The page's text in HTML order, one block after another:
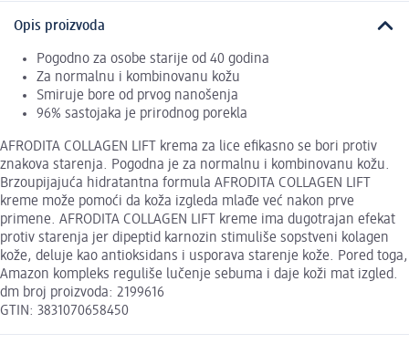
Opis proizvoda
Pogodno za osobe starije od 40 godina
Za normalnu i kombinovanu kožu
Smiruje bore od prvog nanošenja
96% sastojaka je prirodnog porekla
AFRODITA COLLAGEN LIFT krema za lice efikasno se bori protiv
znakova starenja. Pogodna je za normalnu i kombinovanu kožu.
Brzoupijajuća hidratantna formula AFRODITA COLLAGEN LIFT
kreme može pomoći da koža izgleda mlađe već nakon prve
primene. AFRODITA COLLAGEN LIFT kreme ima dugotrajan efekat
protiv starenja jer dipeptid karnozin stimuliše sopstveni kolagen
kože, deluje kao antioksidans i usporava starenje kože. Pored toga,
Amazon kompleks reguliše lučenje sebuma i daje koži mat izgled.
dm broj proizvoda: 2199616
GTIN: 3831070658450